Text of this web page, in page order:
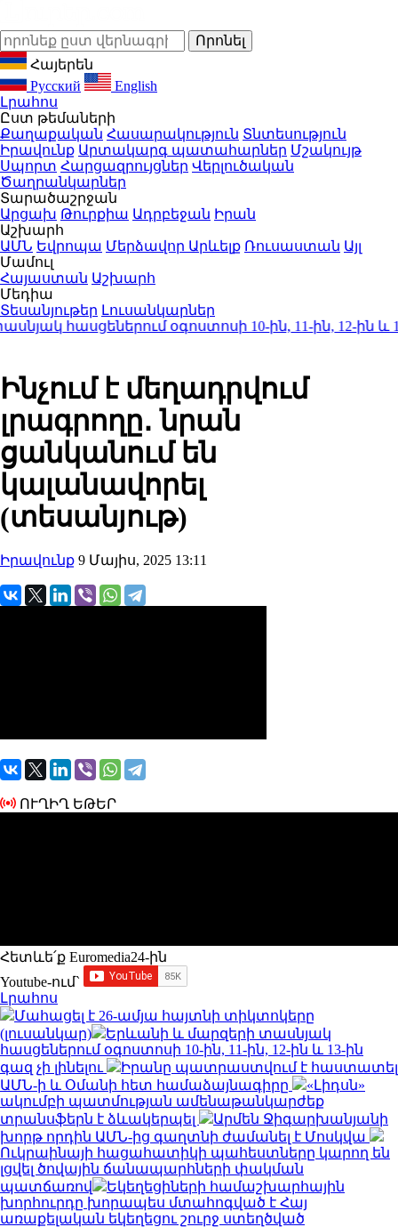
Հայերեն
Русский
English
Լրահոս
Ըստ թեմաների
Քաղաքական Հասարակություն Տնտեսություն
Իրավունք Արտակարգ պատահարներ Մշակույթ
Սպորտ Հարցազրույցներ Վերլուծական
Ծաղրանկարներ
Տարածաշրջան
Արցախ Թուրքիա Ադրբեջան Իրան
Աշխարհ
ԱՄՆ Եվրոպա Մերձավոր Արևելք Ռուսաստան Այլ
Մամուլ
Հայաստան Աշխարհ
Մեդիա
Տեսանյութեր Լուսանկարներ
հասցեներում օգոստոսի 10-ին, 11-ին, 12-ին և 13-ին
Ինչում է մեղադրվում
լրագրողը․ նրան
ցանկանում են
կալանավորել
(տեսանյութ)
Իրավունք 9 Մայիս, 2025 13:11
ՈՒՂԻՂ ԵԹԵՐ
Հետևե՛ք Euromedia24-ին
Youtube-ում`
Լրահոս
Մահացել է 26-ամյա հայտնի տիկտոկերը
(լուսանկար)
Երևանի և մարզերի տասնյակ
հասցեներում օգոստոսի 10-ին, 11-ին, 12-ին և 13-ին
գազ չի լինելու
Իրանը պատրաստվում է հաստատել
ԱՄՆ-ի և Օմանի հետ համաձայնագիրը
«Լիդսն»
ակումբի պատմության ամենաթանկարժեք
տրանսֆերն է ձևակերպել
Արմեն Ջիգարխանյանի
խորթ որդին ԱՄՆ-ից գաղտնի ժամանել է Մոսկվա
Ուկրաինայի հացահատիկի պահեստները կարող են
լցվել ծովային ճանապարհների փակման
պատճառով
Եկեղեցիների համաշխարհային
խորհուրդը խորապես մտահոգված է Հայ
առաքելական եկեղեցու շուրջ ստեղծված